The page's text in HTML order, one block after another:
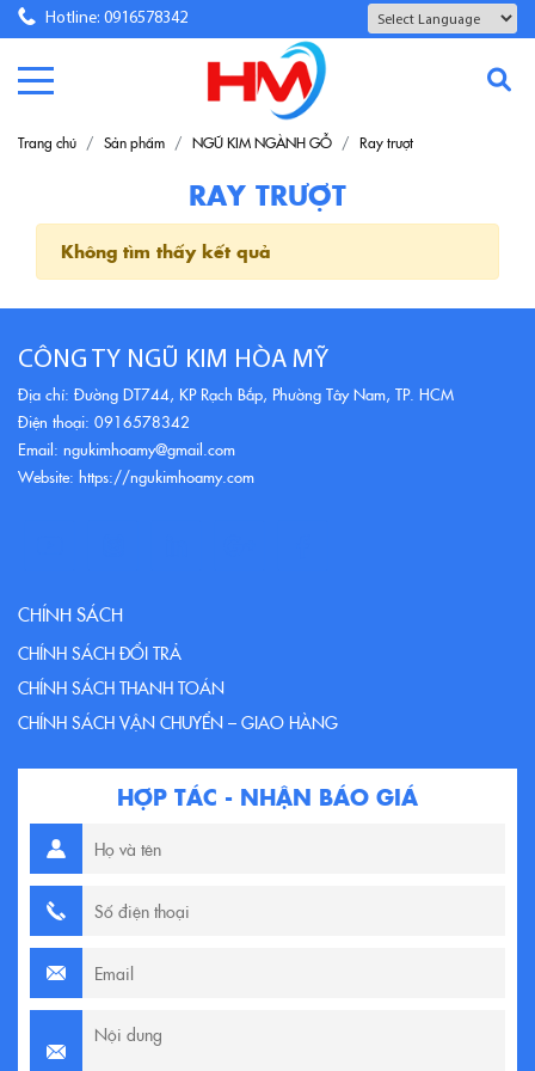
Hotline: 0916578342
Trang chủ Sản phẩm NGŨ KIM NGÀNH GỖ Ray trượt
RAY TRƯỢT
Không tìm thấy kết quả
CÔNG TY NGŨ KIM HÒA MỸ
Địa chỉ: Đường DT744, KP Rạch Bắp, Phường Tây Nam, TP. HCM
Điện thoại: 0916578342
Email: ngukimhoamy@gmail.com
Website: https://ngukimhoamy.com
CHÍNH SÁCH
CHÍNH SÁCH ĐỔI TRẢ
CHÍNH SÁCH THANH TOÁN
CHÍNH SÁCH VẬN CHUYỂN – GIAO HÀNG
HỢP TÁC - NHẬN BÁO GIÁ